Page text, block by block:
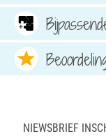
NIEWSBRIEF